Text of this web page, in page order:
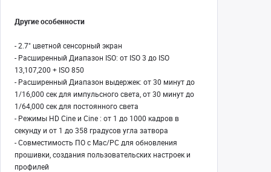
Другие особенности
- 2.7" цветной сенсорный экран
- Расширенный Диапазон ISO: от ISO 3 до ISO
13,107,200 + ISO 850
- Расширенный Диапазон выдержек: от 30 минут до
1/16,000 сек для импульсного света, от 30 минут до
1/64,000 сек для постоянного света
- Режимы HD Cine и Cine : от 1 до 1000 кадров в
секунду и от 1 до 358 градусов угла затвора
- Совместимость ПО с Mac/PC для обновления
прошивки, создания пользовательских настроек и
профилей